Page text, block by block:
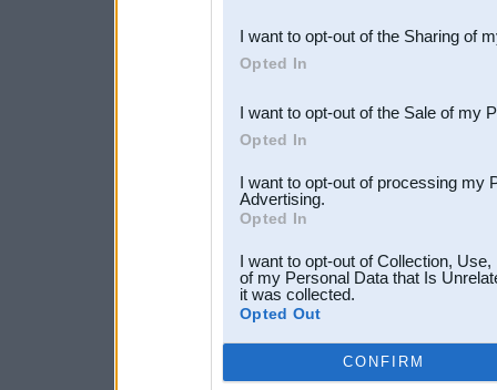
Downstream Participants
third parties.
I want to opt-out of the Sharing of
Opted In
I want to opt-out of the Sale of my
Opted In
I want to opt-out of processing my
Advertising.
Opted In
I want to opt-out of Collection,
of my Personal Data that Is
it was collected.
Opted Out
CONFIRM